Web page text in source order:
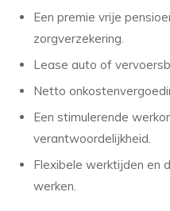
Een premie vrije
zorgverzekering.
Lease auto of
Netto
Een stimulerende
verantwoordelijkheid.
Flexibele werktijden en
werken.